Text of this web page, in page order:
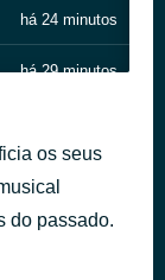
há 24 minutos
há 29 minutos
há 44 minutos
os seus
do passado.